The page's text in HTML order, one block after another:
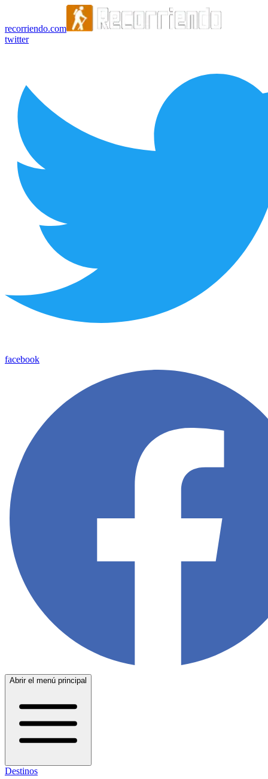
recorriendo.com
twitter
facebook
Abrir el menú principal
Destinos